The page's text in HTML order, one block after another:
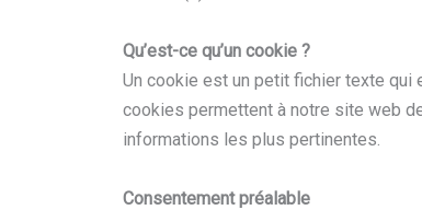
Qu’est-ce qu’un cookie ?
Un cookie est un petit fichier texte qui
cookies permettent à notre site web
informations les plus pertinentes.
Consentement préalable